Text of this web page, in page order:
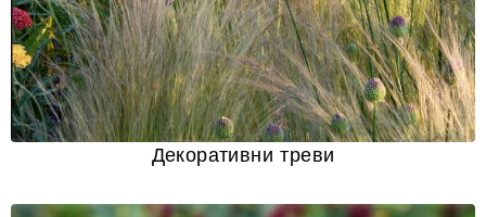
Декоративни треви